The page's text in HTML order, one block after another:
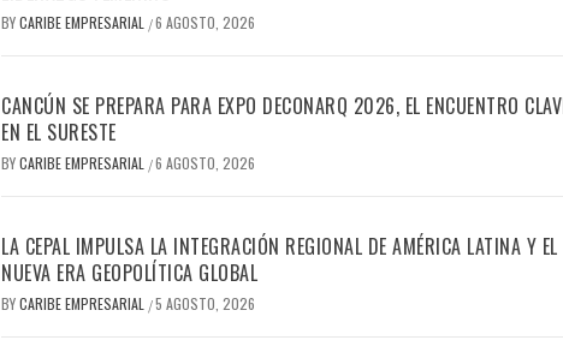
BYCARIBE EMPRESARIAL /6 AGOSTO, 2026
CANCÚN SE PREPARA PARA EXPO DECONARQ 2026, EL ENCUENTRO
EN EL SURESTE
BYCARIBE EMPRESARIAL /6 AGOSTO, 2026
LA CEPAL IMPULSA LA INTEGRACIÓN REGIONAL DE AMÉRICA LATINA Y
NUEVA ERA GEOPOLÍTICA GLOBAL
BYCARIBE EMPRESARIAL /5 AGOSTO, 2026